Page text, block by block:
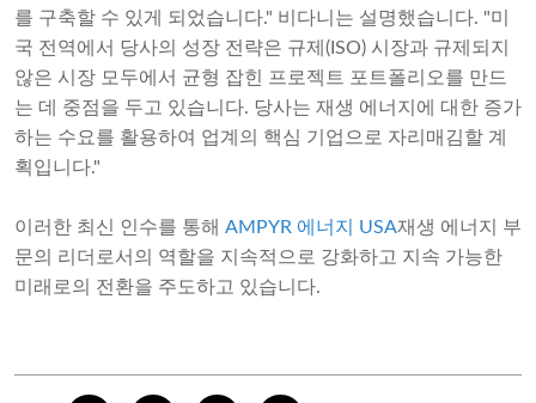
를 구축할 수 있게 되었습니다." 비다니는 설명했습니다. "미
국 전역에서 당사의 성장 전략은 규제(ISO) 시장과 규제되지
않은 시장 모두에서 균형 잡힌 프로젝트 포트폴리오를 만드
는 데 중점을 두고 있습니다. 당사는 재생 에너지에 대한 증가
하는 수요를 활용하여 업계의 핵심 기업으로 자리매김할 계
획입니다."
이러한 최신 인수를 통해 AMPYR 에너지 USA재생 에너지 부
문의 리더로서의 역할을 지속적으로 강화하고 지속 가능한
미래로의 전환을 주도하고 있습니다.